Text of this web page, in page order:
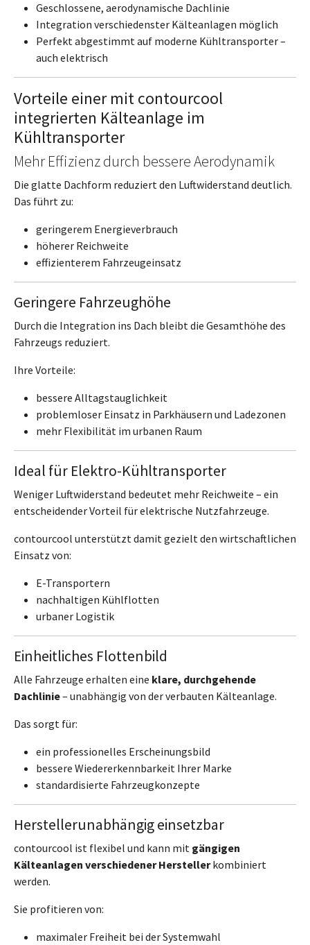
Geschlossene, aerodynamische Dachlinie
Integration verschiedenster Kälteanlagen möglich
Perfekt abgestimmt auf moderne Kühltransporter –
auch elektrisch
Vorteile einer mit contourcool
integrierten Kälteanlage im
Kühltransporter
Mehr Effizienz durch bessere Aerodynamik
Die glatte Dachform reduziert den Luftwiderstand deutlich.
Das führt zu:
geringerem Energieverbrauch
höherer Reichweite
effizienterem Fahrzeugeinsatz
Geringere Fahrzeughöhe
Durch die Integration ins Dach bleibt die Gesamthöhe des
Fahrzeugs reduziert.
Ihre Vorteile:
bessere Alltagstauglichkeit
problemloser Einsatz in Parkhäusern und Ladezonen
mehr Flexibilität im urbanen Raum
Ideal für Elektro-Kühltransporter
Weniger Luftwiderstand bedeutet mehr Reichweite – ein
entscheidender Vorteil für elektrische Nutzfahrzeuge.
contourcool unterstützt damit gezielt den wirtschaftlichen
Einsatz von:
E-Transportern
nachhaltigen Kühlflotten
urbaner Logistik
Einheitliches Flottenbild
Alle Fahrzeuge erhalten eine klare, durchgehende
Dachlinie– unabhängig von der verbauten Kälteanlage.
Das sorgt für:
ein professionelles Erscheinungsbild
bessere Wiedererkennbarkeit Ihrer Marke
standardisierte Fahrzeugkonzepte
Herstellerunabhängig einsetzbar
contourcool ist flexibel und kann mit gängigen
Kälteanlagen verschiedener Herstellerkombiniert
werden.
Sie profitieren von:
maximaler Freiheit bei der Systemwahl